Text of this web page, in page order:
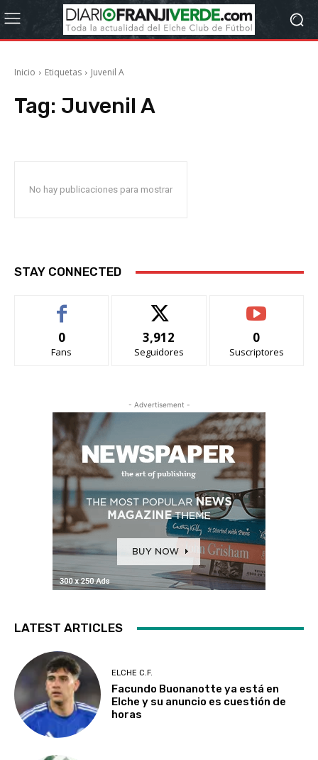
Inicio Etiquetas Juvenil A
Tag: Juvenil A
No hay publicaciones para mostrar
STAY CONNECTED
0
Fans
3,912
Seguidores
0
Suscriptores
- Advertisement -
LATEST ARTICLES
ELCHE C.F.
Facundo Buonanotte ya está en
Elche y su anuncio es cuestión de
horas